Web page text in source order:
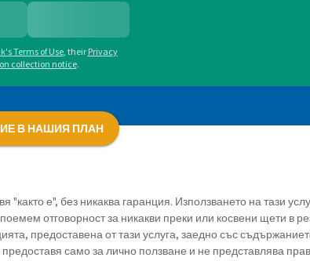
Terms of Use, their Privacy
collection notice.
В НАШИЯ ПЛАН
"както е", без никаква гаранция. Използването на тази
отговорност за никакви преки или косвени щети в
предоставена от тази услуга, заедно със
само за лично ползване и не представлява